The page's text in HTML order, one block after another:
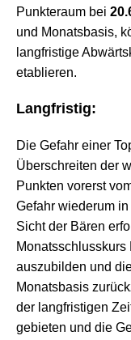
Punkteraum bei
und Monatsbasis,
langfristige
etablieren.
Langfristig:
Die Gefahr einer
Überschreiten der
Punkten vorerst
Gefahr wiederum
Sicht der Bären
auszubilden und
Monatsbasis
der langfristigen
gebieten und die